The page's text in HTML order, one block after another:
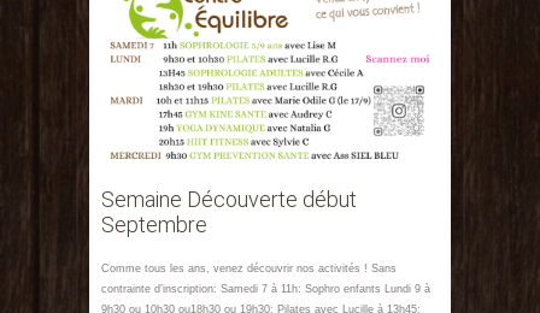
Semaine Découverte début
Septembre
Comme tous les ans, venez découvrir nos activités ! Sans
contrainte d’inscription: Samedi 7 à 11h: Sophro enfants Lundi 9 à
9h30 ou 10h30 ou18h30 ou 19h30: Pilates avec Lucille à 13h45: